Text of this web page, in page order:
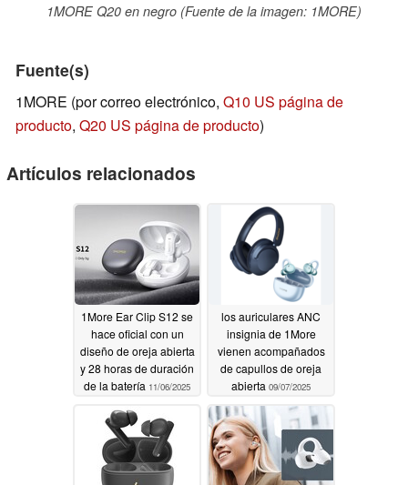
1MORE Q20 en negro (Fuente de la imagen: 1MORE)
Fuente(s)
1MORE (por correo electrónico, Q10 US página de
producto, Q20 US página de producto)
Artículos relacionados
1More Ear Clip S12 se
hace oficial con un
diseño de oreja abierta
y 28 horas de duración
de la batería 11/06/2025
los auriculares ANC
insignia de 1More
vienen acompañados
de capullos de oreja
abierta 09/07/2025